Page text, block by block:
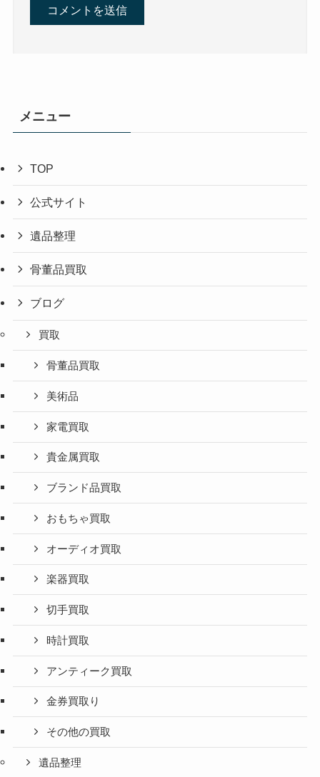
メニュー
TOP
公式サイト
遺品整理
骨董品買取
ブログ
買取
骨董品買取
美術品
家電買取
貴金属買取
ブランド品買取
おもちゃ買取
オーディオ買取
楽器買取
切手買取
時計買取
アンティーク買取
金券買取り
その他の買取
遺品整理